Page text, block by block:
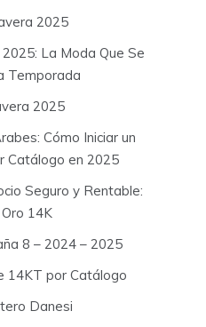
2025
La Moda Que Se
Temporada
2025
Cómo Iniciar un
Catálogo en 2025
Seguro y Rentable:
14K
8 – 2024 – 2025
14KT por Catálogo
Danesi